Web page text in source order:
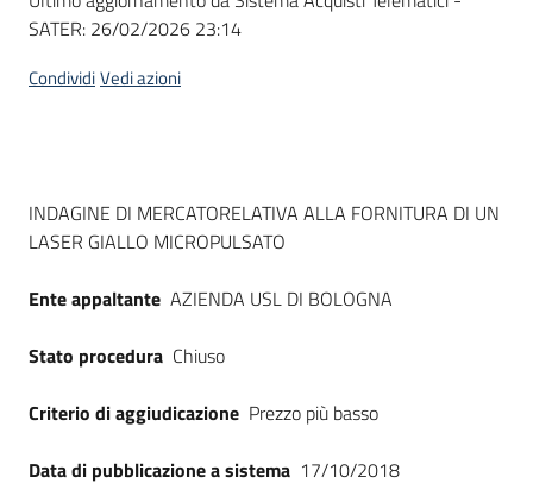
telematiche
site
su
SATER: 26/02/2026 23:14
CondividiVedi azioni
Dati del bando
INDAGINE DI MERCATORELATIVA ALLA FORNITURA DI UN
LASER GIALLO MICROPULSATO
Ente appaltante AZIENDA USL DI BOLOGNA
Stato procedura Chiuso
Criterio di aggiudicazione Prezzo più basso
Data di pubblicazione a sistema 17/10/2018